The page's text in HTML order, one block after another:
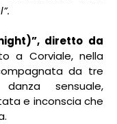
diretto da
a Corviale, nella
da tre
sensuale,
e inconscia che